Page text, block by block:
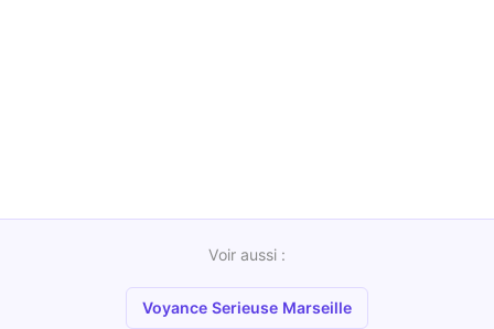
Voir aussi :
Voyance Serieuse Marseille